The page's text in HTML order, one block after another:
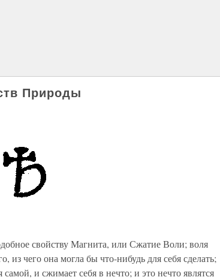
Природы
свойству Магнита, или Сжатие Воли; воля
из чего она могла бы что-нибудь для себя сделать;
и сжимает себя в нечто; и это нечто являтся